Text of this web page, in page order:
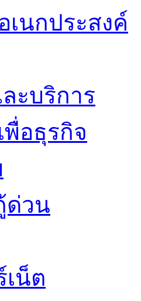
เนกประสงค์
ะบริการ
พื่อธุรกิจ
ด่วน
เน็ต